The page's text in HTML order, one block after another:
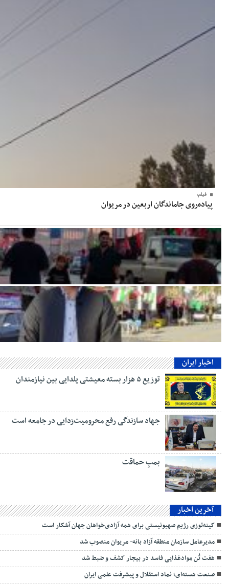
فیلم؛
پیاده‌روی جاماندگان اربعین در مریوان
اخبار ایران
توزیع ۵ هزار بسته معیشتی یلدایی بین نیازمندان
جهاد سازندگی رفع محرومیت‌زدایی در جامعه است
بمبِ حماقت
آخرین اخبار
کینه‌توزی رژیم صهیونیستی برای همه آزادی‌خواهان جهان آشکار است
مدیرعامل سازمان منطقه آزاد بانه- مریوان منصوب شد
هفت تُن موادغذایی فاسد در بیجار کشف و ضبط شد
صنعت هسته‌ای؛ نماد استقلال و پیشرفت علمی ایران